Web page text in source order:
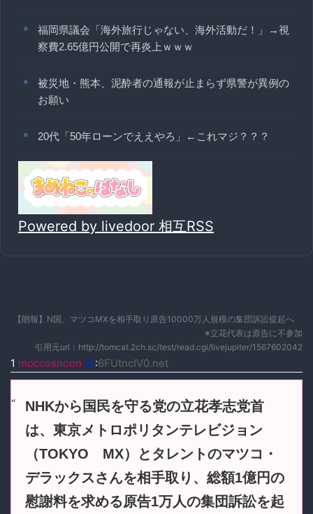
福岡県議会「海外旅行じゃない、海外活動だ！」→視
察費2.65億円公開で再炎上ｗｗｗ
被災地・熊本、泥酔者の通報が止まらず県警が異例の
お願い
20代「50年ローンでええやろ」←これマジ？？？
Powered by livedoor 相互RSS
【朗報】N国、マツコMXを相手取り原告10000万人規模の集団訴訟提起へ
※立花代表は原告に不参加
引用元url：http://tomcat.2ch.sc/test/read.cgi/livejupiter/1567602042
1 moccosnoon ID:6FUtncIV0.net
NHKから国民を守る党の立花孝志党首
は、東京メトロポリタンテレビジョン
（TOKYO MX）とタレントのマツコ・
デラックスさんを相手取り、総額1億円の
慰謝料を求める原告1万人の集団訴訟を起